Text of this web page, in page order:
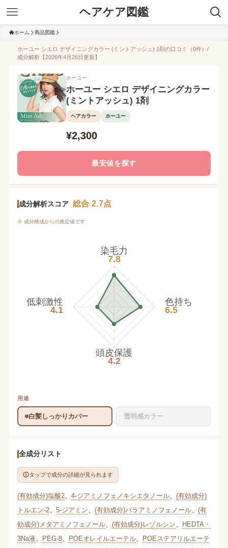
ヘアケア図鑑
ホーム 商品図鑑
ホーユー シエロ デザイニングカラー (ミントアッシュ) 1剤の口コミ（0件）/
成分解析【2026年4月26日更新】
ホーユー
ホーユー シエロ デザイニングカラー
(ミントアッシュ) 1剤
ヘアカラー ホーユー
¥2,300
最安値を探す
成分解析スコア 総合 2.7点
※ 成分構成からの推定値です
染毛力
7.8
色持ち
6.5
頭皮保護
4.2
低刺激性
4.1
用途
白髪しっかりカバー 透明感カラー
全成分リスト
タップで成分の詳細が見られます
(有効成分)塩酸2、 4-ジアミノフェノキシエタノール、 (有効成分)
トルエン-2、 5-ジアミン (有効成分)パラアミノフェノール、 (有
効成分)メタアミノフェノール、 (有効成分)レゾルシン
HEDTA・
3Na液
PEG-8、 POEオレイルエーテル、 POEステアリルエーテ